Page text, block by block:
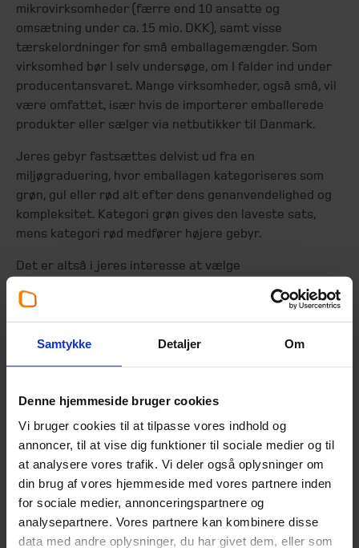
Samtykke Detaljer Om
Denne hjemmeside bruger cookies
Vi bruger cookies til at tilpasse vores indhold og
annoncer, til at vise dig funktioner til sociale medier og til
at analysere vores trafik. Vi deler også oplysninger om
din brug af vores hjemmeside med vores partnere inden
for sociale medier, annonceringspartnere og
analysepartnere. Vores partnere kan kombinere disse
data med andre oplysninger, du har givet dem, eller som
mikrovirksomheder (færre end 10 ansatte og
omsætning under ca. 15 mio. DKK), samt visse
tærskelordninger for små emballagemængder. Som
virksomhed bør I selv undersøge, om I falder ind under
producentansvaret. Mange virksomheder, også små, vil
være omfattet, især hvis de importerer emballerede
produkter eller sælger via netbutikker til Danmark.
Jeres gebyr fastsættes delvist ud fra en
miljøgraduering, hvor emballagen kategoriseres som
grøn, gul eller rød alt efter dens genanvendelighed og
kompleksitet. Kategori grøn gives den laveste sats,
mens kategori rød medfører højere gebyr.
Det er altså i jeres interesse at vælge
placerer jer i grøn eller gul kategori.
Har I styr på de
vigtigste trin?
Udrulningen af producentansvaret
for emballage har været undervejs
et stykke tid, og der var muligvis
vigtige deadlines, I skulle have